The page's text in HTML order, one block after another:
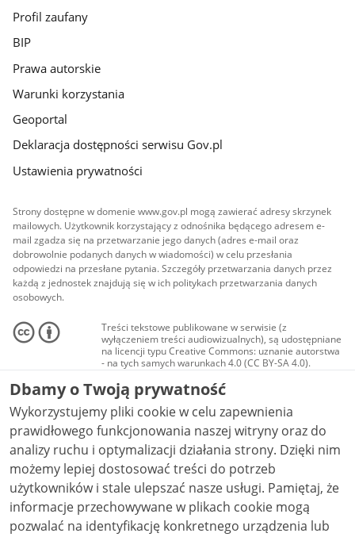
Profil zaufany
BIP
Prawa autorskie
Warunki korzystania
Geoportal
Deklaracja dostępności serwisu Gov.pl
Ustawienia prywatności
Strony dostępne w domenie www.gov.pl mogą zawierać adresy skrzynek
mailowych. Użytkownik korzystający z odnośnika będącego adresem e-
mail zgadza się na przetwarzanie jego danych (adres e-mail oraz
dobrowolnie podanych danych w wiadomości) w celu przesłania
odpowiedzi na przesłane pytania. Szczegóły przetwarzania danych przez
każdą z jednostek znajdują się w ich politykach przetwarzania danych
osobowych.
Treści tekstowe publikowane w serwisie (z
wyłączeniem treści audiowizualnych), są udostępniane
na licencji typu Creative Commons: uznanie autorstwa
- na tych samych warunkach 4.0 (CC BY-SA 4.0).
Materiały audiowizualne, w tym zdjęcia, materiały
audio i wideo, są udostępniane na licencji typu
Creative Commons: uznanie autorstwa użycie
niekomercyjne - bez utworów zależnych 4.0 (CC BY-
NC-ND 4.0), o ile nie jest to stwierdzone inaczej.
Dbamy o Twoją prywatność
Wykorzystujemy pliki cookie w celu zapewnienia
prawidłowego funkcjonowania naszej witryny oraz do
analizy ruchu i optymalizacji działania strony. Dzięki nim
możemy lepiej dostosować treści do potrzeb
użytkowników i stale ulepszać nasze usługi. Pamiętaj, że
informacje przechowywane w plikach cookie mogą
pozwalać na identyfikację konkretnego urządzenia lub